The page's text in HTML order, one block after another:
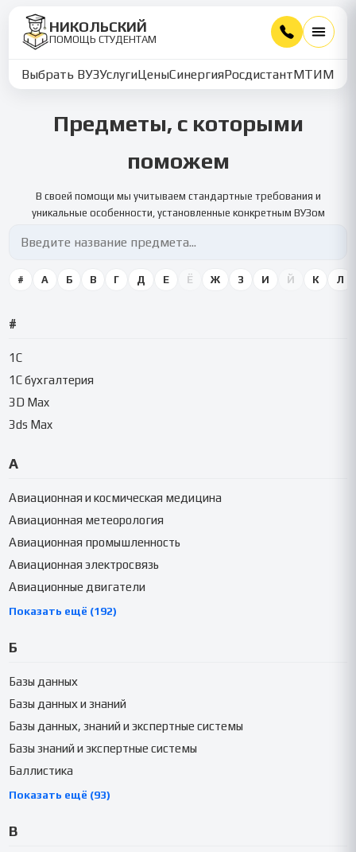
НИКОЛЬСКИЙ
ПОМОЩЬ СТУДЕНТАМ
Выбрать ВУЗУслугиЦеныСинергияРосдистантМТИММУ
Предметы, с которыми
поможем
В своей помощи мы учитываем стандартные требования и
уникальные особенности, установленные конкретным ВУЗом
# А Б В Г Д Е Ё Ж З И Й К Л
#
1C
1C бухгалтерия
3D Max
3ds Max
А
Авиационная и космическая медицина
Авиационная метеорология
Авиационная промышленность
Авиационная электросвязь
Авиационные двигатели
Показать ещё (192)
Б
Базы данных
Базы данных и знаний
Базы данных, знаний и экспертные системы
Базы знаний и экспертные системы
Баллистика
Показать ещё (93)
В